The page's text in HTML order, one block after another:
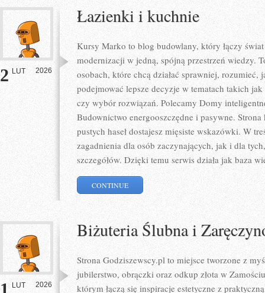
2 LUT 2026
Łazienki i kuchnie
Kursy Marko to blog budowlany, który łączy
modernizacji w jedną, spójną przestrzeń wiedzy.
osobach, które chcą działać sprawniej,
podejmować lepsze decyzje w tematach takich
czy wybór rozwiązań. Polecamy Domy
Budownictwo energooszczędne i pasywne.
pustych haseł dostajesz mięsiste wskazówki. W
zagadnienia dla osób zaczynających, jak i dla
szczegółów. Dzięki temu serwis działa jak baza
CONTINUE
LUT 2026
Biżuteria Ślubna i
Strona Godziszewscy.pl to miejsce tworzone z
jubilerstwo, obrączki oraz odkup złota w
którym łączą się inspiracje estetyczne z